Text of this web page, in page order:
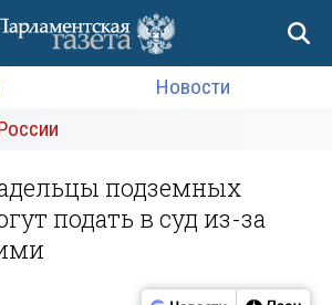
Новости
подземных
подать в суд из-за